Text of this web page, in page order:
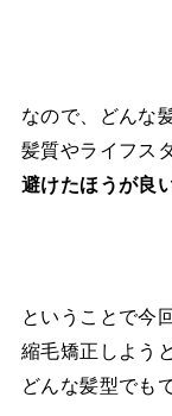
なので、どんな
髪質やライフス
避けたほうが良
ということで今
縮毛矯正しよう
どんな髪型でも